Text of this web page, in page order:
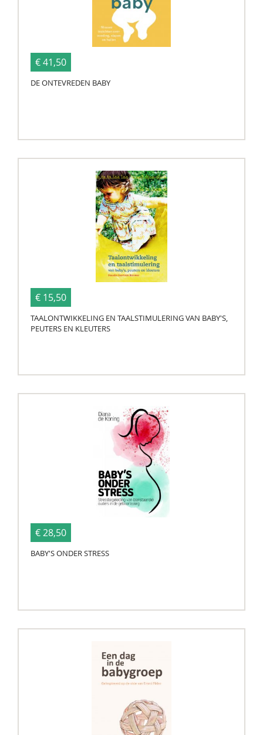
€ 41,50
DE ONTEVREDEN BABY
€ 15,50
TAALONTWIKKELING EN TAALSTIMULERING VAN BABY'S,
PEUTERS EN KLEUTERS
€ 28,50
BABY'S ONDER STRESS